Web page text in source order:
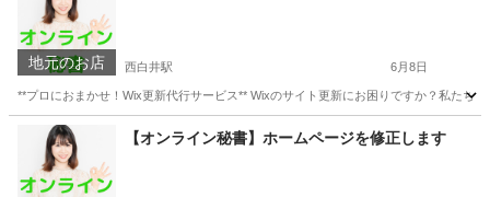
地元のお店 西白井駅 6月8日
**プロにおまかせ！Wix更新代行サービス** Wixのサイト更新にお困りですか？私たち
千葉 西白井駅 パソコン修理 お客様
【オンライン秘書】ホームページを修正します